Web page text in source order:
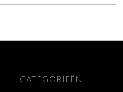
CATEGORIEËN